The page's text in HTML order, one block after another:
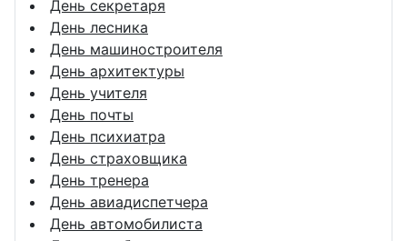
День секретаря
День лесника
День машиностроителя
День архитектуры
День учителя
День почты
День психиатра
День страховщика
День тренера
День авиадиспетчера
День автомобилиста